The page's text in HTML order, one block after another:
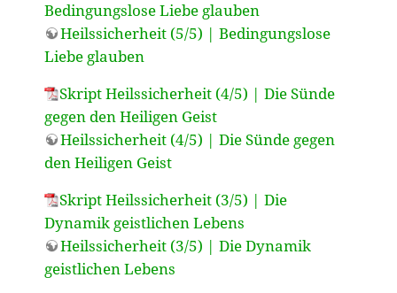
Bedingungslose Liebe glauben
Heilssicherheit (5/5) | Bedingungslose
Liebe glauben
Skript Heilssicherheit (4/5) | Die Sünde
gegen den Heiligen Geist
Heilssicherheit (4/5) | Die Sünde gegen
den Heiligen Geist
Skript Heilssicherheit (3/5) | Die
Dynamik geistlichen Lebens
Heilssicherheit (3/5) | Die Dynamik
geistlichen Lebens